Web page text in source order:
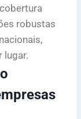
robustas
lugar.